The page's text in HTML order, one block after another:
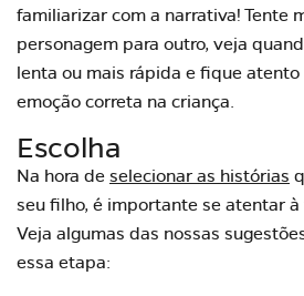
familiarizar com a narrativa! Tente
personagem para outro, veja
lenta ou mais rápida e fique
emoção correta na criança.
Escolha
Na hora de selecionar as histórias
seu filho, é importante se atentar
Veja algumas das nossas
essa etapa: